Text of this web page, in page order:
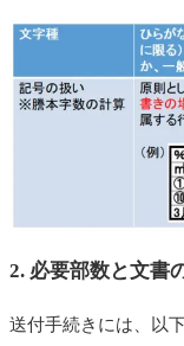
2. 必要部数と文書
送付手続きには、以